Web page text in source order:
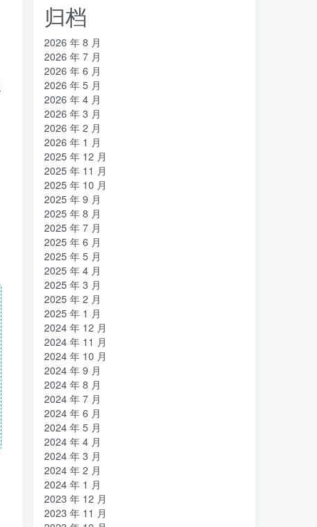
归档
2026 年 8 月
2026 年 7 月
2026 年 6 月
2026 年 5 月
2026 年 4 月
2026 年 3 月
2026 年 2 月
2026 年 1 月
2025 年 12 月
2025 年 11 月
2025 年 10 月
2025 年 9 月
2025 年 8 月
2025 年 7 月
2025 年 6 月
2025 年 5 月
2025 年 4 月
2025 年 3 月
2025 年 2 月
2025 年 1 月
2024 年 12 月
2024 年 11 月
2024 年 10 月
2024 年 9 月
2024 年 8 月
2024 年 7 月
2024 年 6 月
2024 年 5 月
2024 年 4 月
2024 年 3 月
2024 年 2 月
2024 年 1 月
2023 年 12 月
2023 年 11 月